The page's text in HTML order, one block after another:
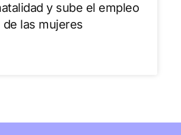
y sube el empleo
de las mujeres